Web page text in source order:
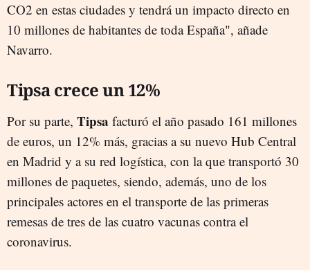
CO2 en estas ciudades y tendrá un impacto directo en
10 millones de habitantes de toda España", añade
Navarro.
Tipsa crece un 12%
Por su parte, Tipsa facturó el año pasado 161 millones
de euros, un 12% más, gracias a su nuevo Hub Central
en Madrid y a su red logística, con la que transportó 30
millones de paquetes, siendo, además, uno de los
principales actores en el transporte de las primeras
remesas de tres de las cuatro vacunas contra el
coronavirus.